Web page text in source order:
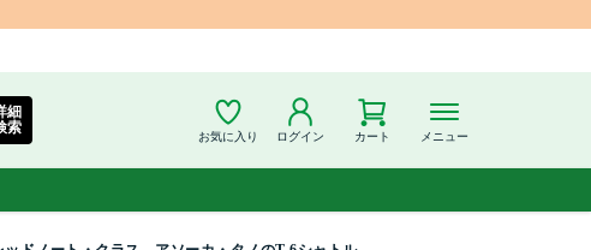
お気に入り ログイン カート メニュー
細
索